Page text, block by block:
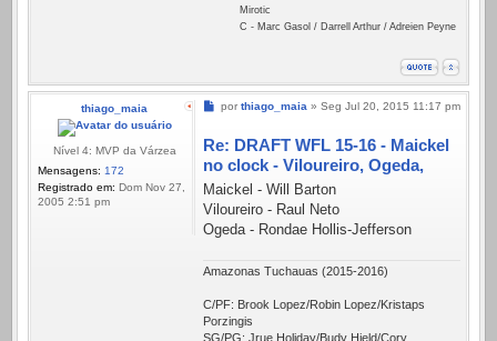
Mirotic
C - Marc Gasol / Darrell Arthur / Adreien Peyne
thiago_maia
Nível 4: MVP da Várzea
Mensagens: 172
Registrado em: Dom Nov 27,
2005 2:51 pm
Mensagem
por thiago_maia » Seg Jul 20, 2015 11:17 pm
Re: DRAFT WFL 15-16 - Maickel
no clock - Viloureiro, Ogeda,
Maickel - Will Barton
Viloureiro - Raul Neto
Ogeda - Rondae Hollis-Jefferson
Amazonas Tuchauas (2015-2016)
C/PF: Brook Lopez/Robin Lopez/Kristaps
Porzingis
SG/PG: Jrue Holiday/Budy Hield/Cory